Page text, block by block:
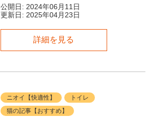
公開日: 2024年06月11日
更新日: 2025年04月23日
詳細を見る
ニオイ【快適性】
トイレ
猫の記事【おすすめ】